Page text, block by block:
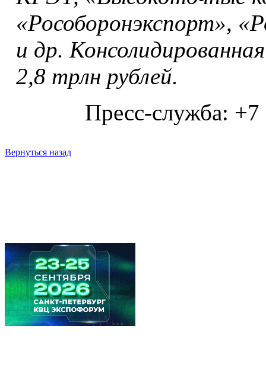
«Рособоронэкспорт»,
и др.
2,8 трлн рублей.
Пресс-служба:
Вернуться назад